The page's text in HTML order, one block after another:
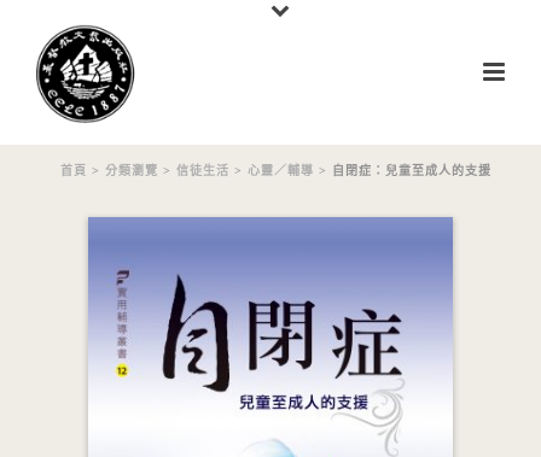
首頁 > 分類瀏覽 > 信徒生活 > 心靈／輔導 > 自閉症：兒童至成人的支援